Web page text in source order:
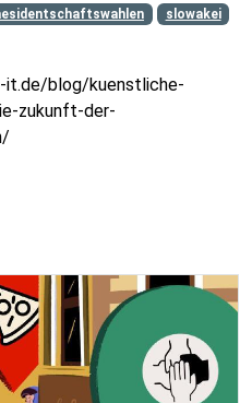
slowakei
blog/kuenstliche-
zukunft-der-